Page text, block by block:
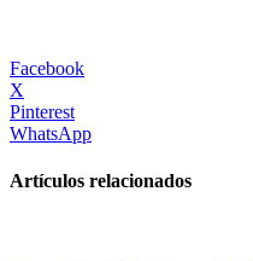
Facebook
X
Pinterest
WhatsApp
Artículos relacionados